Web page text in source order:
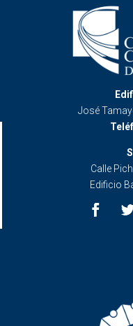
José
Calle
Edificio